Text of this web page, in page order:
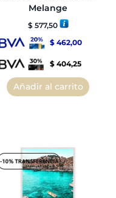
Melange
$ 577,50
$ 462,00
$ 404,25
Añadir al carrito